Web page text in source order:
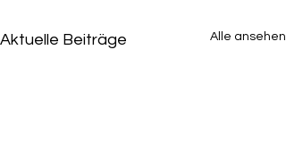
Aktuelle Beiträge Alle ansehen